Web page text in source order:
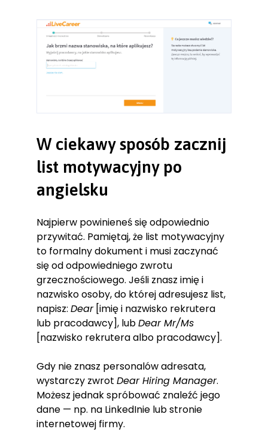
W ciekawy sposób zacznij
list motywacyjny po
angielsku
Najpierw powinieneś się odpowiednio
przywitać. Pamiętaj, że list motywacyjny
to formalny dokument i musi zaczynać
się od odpowiedniego zwrotu
grzecznościowego. Jeśli znasz imię i
nazwisko osoby, do której adresujesz list,
napisz: Dear[imię i nazwisko rekrutera
lub pracodawcy], lubDear Mr/Ms
[nazwisko rekrutera albo pracodawcy].
Gdy nie znasz personalów adresata,
wystarczy zwrot Dear Hiring Manager.
Możesz jednak spróbować znaleźć jego
dane — np. na LinkedInie lub stronie
internetowej firmy.